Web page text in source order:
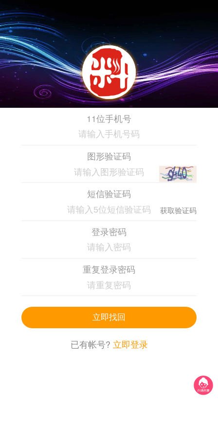
11位手机号
图形验证码
短信验证码
获取验证码
登录密码
重复登录密码
立即找回
已有帐号? 立即登录